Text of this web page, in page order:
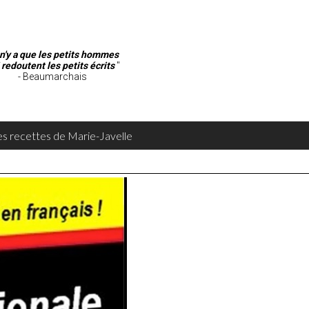
a que les petits hommes
les petits écrits"
- Beaumarchais
recettes de Marie-Javelle